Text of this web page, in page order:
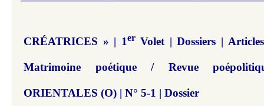
CRÉATRICES » | 1erVolet | Dossiers |
Matrimoine poétique / Revue
ORIENTALES (O) | N° 5-1 | Dossier